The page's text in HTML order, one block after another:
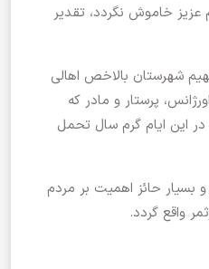
عزیز خاموش نگردد، تقدیر
شهرستان بالاخص اهالی
پرستار و مادر که
این ایام گرم سال تحمل
و بسیار حائز اهمیت بر مردم
واقع گردد.